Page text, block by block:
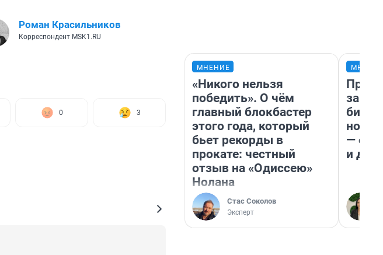
Роман Красильников
Корреспондент MSK1.RU
0 3
МНЕНИЕ
«Никого нельзя
победить». О чём
главный блокбастер
этого года, который
бьет рекорды в
прокате: честный
отзыв на «Одиссею»
Нолана
Стас Соколов
Эксперт
— он
и